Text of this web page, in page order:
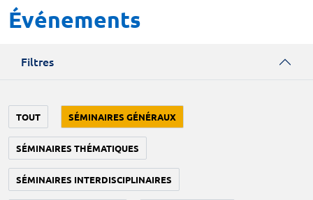
Événements
Filtres
TOUT SÉMINAIRES GÉNÉRAUX
SÉMINAIRES THÉMATIQUES
SÉMINAIRES INTERDISCIPLINAIRES